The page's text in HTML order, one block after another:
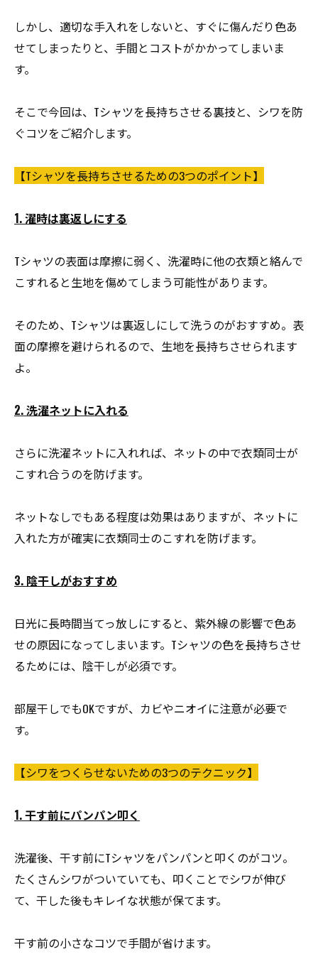
しかし、適切な手入れをしないと、すぐに傷んだり色あ
せてしまったりと、手間とコストがかかってしまいま
す。
そこで今回は、Tシャツを長持ちさせる裏技と、シワを防
ぐコツをご紹介します。
【Tシャツを長持ちさせるための3つのポイント】
1. 濯時は裏返しにする
Tシャツの表面は摩擦に弱く、洗濯時に他の衣類と絡んで
こすれると生地を傷めてしまう可能性があります。
そのため、Tシャツは裏返しにして洗うのがおすすめ。表
面の摩擦を避けられるので、生地を長持ちさせられます
よ。
2. 洗濯ネットに入れる
さらに洗濯ネットに入れれば、ネットの中で衣類同士が
こすれ合うのを防げます。
ネットなしでもある程度は効果はありますが、ネットに
入れた方が確実に衣類同士のこすれを防げます。
3. 陰干しがおすすめ
日光に長時間当てっ放しにすると、紫外線の影響で色あ
せの原因になってしまいます。Tシャツの色を長持ちさせ
るためには、陰干しが必須です。
部屋干しでもOKですが、カビやニオイに注意が必要で
す。
【シワをつくらせないための3つのテクニック】
1. 干す前にパンパン叩く
洗濯後、干す前にTシャツをパンパンと叩くのがコツ。
たくさんシワがついていても、叩くことでシワが伸び
て、干した後もキレイな状態が保てます。
干す前の小さなコツで手間が省けます。